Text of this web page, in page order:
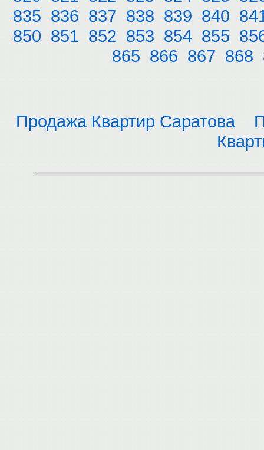
835 836 837 838 839 840
850 851 852 853 854 855
865 866 867 868
Продажа Квартир Саратова